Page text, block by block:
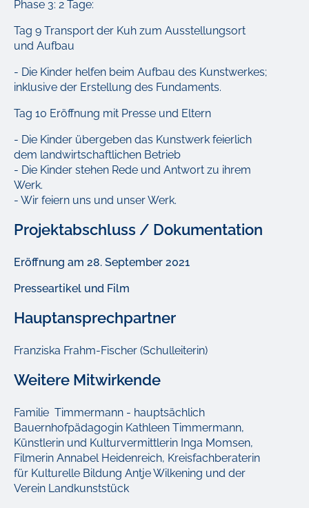
Phase 3: 2 Tage:
Tag 9 Transport der Kuh zum Ausstellungsort
und Aufbau
- Die Kinder helfen beim Aufbau des Kunstwerkes;
inklusive der Erstellung des Fundaments.
Tag 10 Eröffnung mit Presse und Eltern
- Die Kinder übergeben das Kunstwerk feierlich
dem landwirtschaftlichen Betrieb
- Die Kinder stehen Rede und Antwort zu ihrem
Werk.
- Wir feiern uns und unser Werk.
Projektabschluss / Dokumentation
Eröffnung am 28. September 2021
Presseartikel und Film
Hauptansprechpartner
Franziska Frahm-Fischer (Schulleiterin)
Weitere Mitwirkende
Familie Timmermann - hauptsächlich
Bauernhofpädagogin Kathleen Timmermann,
Künstlerin und Kulturvermittlerin Inga Momsen,
Filmerin Annabel Heidenreich, Kreisfachberaterin
für Kulturelle Bildung Antje Wilkening und der
Verein Landkunststück